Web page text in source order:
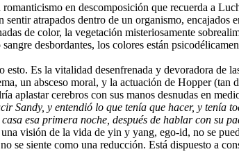
en descomposición que recuerda a
atrapados dentro de un organismo, encajados
de color, la vegetación misteriosamente
desbordantes, los colores están
Es la vitalidad desenfrenada y devoradora de
un absceso moral, y la actuación de Hopper (tan
aplastar cerebros con sus manos desnudas en
y entendió lo que tenía que hacer, y tenía
esa primera noche, después de hablar con su
visión de la vida de yin y yang, ego-id, no se
se siente como una reducción. Está dispuesto a